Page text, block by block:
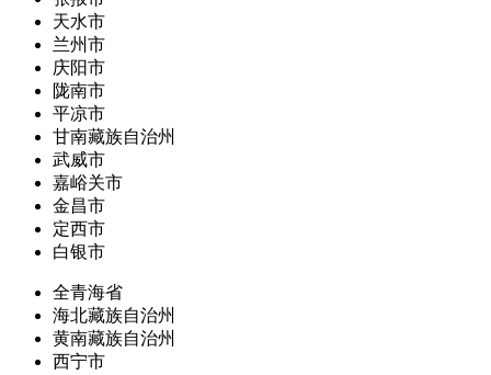
天水市
兰州市
庆阳市
陇南市
平凉市
甘南藏族自治州
武威市
嘉峪关市
金昌市
定西市
白银市
全青海省
海北藏族自治州
黄南藏族自治州
西宁市